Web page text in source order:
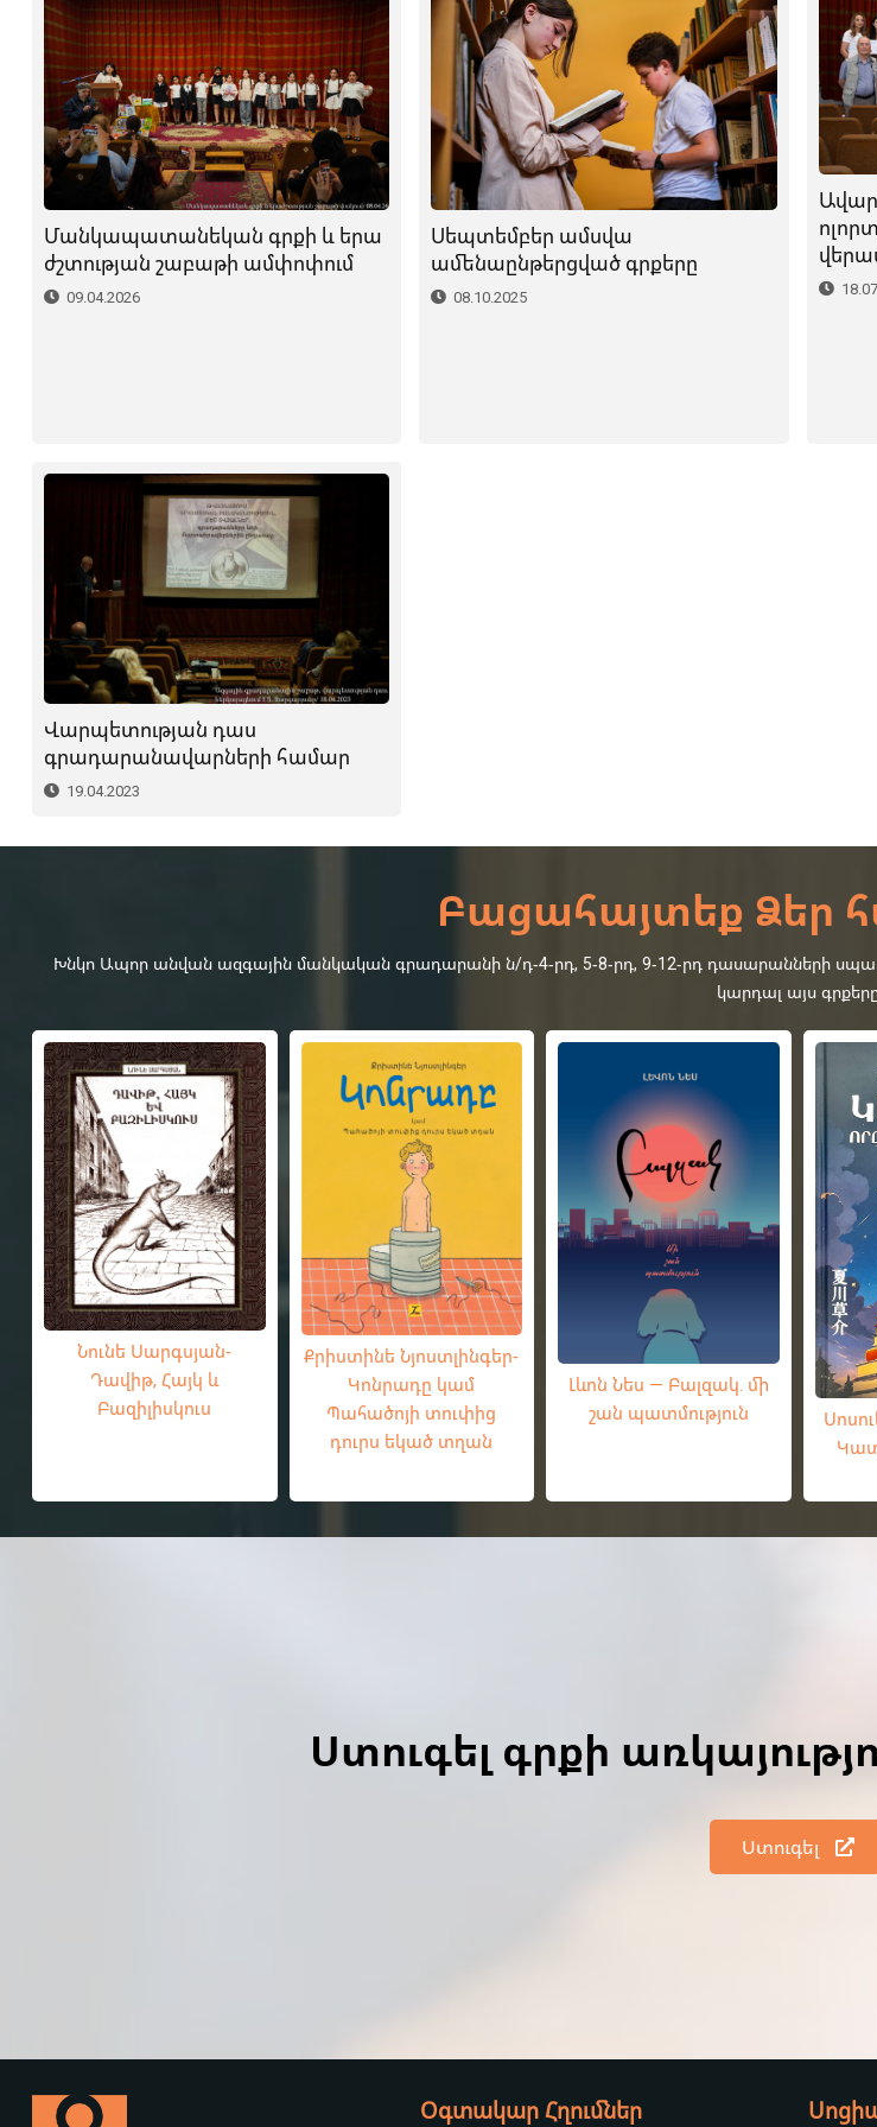
Մանկապատանեկան գրքի և երա
ժշտության շաբաթի ամփոփում
09.04.2026
Սեպտեմբեր ամսվա
ամենաընթերցված գրքերը
08.10.2025
Վարպետության դաս
գրադարանավարների համար
19.04.2023
Բացահայտեք Ձեր
Խնկո Ապոր անվան ազգային մանկական գրադարանի ն/դ-4-րդ, 5-8-րդ, 9-12-րդ դասարանների
կարդալ այս
Նունե Սարգսյան-
Դավիթ, Հայկ և
Բազիլիսկուս
Քրիստինե Նյոստլինգեր-
Կոնրադը կամ
Պահածոյի տուփից
դուրս եկած տղան
Լևոն Նես — Բալզակ. մի
շան պատմություն
Ստուգել գրքի
Ստուգել
Օգտակար Հղումներ